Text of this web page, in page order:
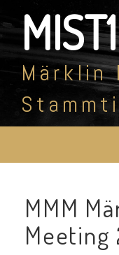
to
contentMIST1
Märklin
MMM
Meeting